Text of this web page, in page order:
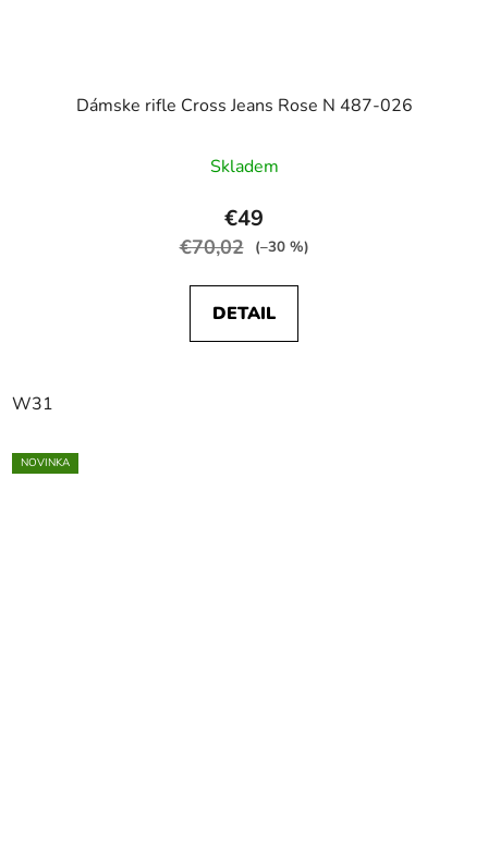
Dámske rifle Cross Jeans Rose N 487-026
Skladem
€49
€70,02 (–30 %)
DETAIL
W31
NOVINKA